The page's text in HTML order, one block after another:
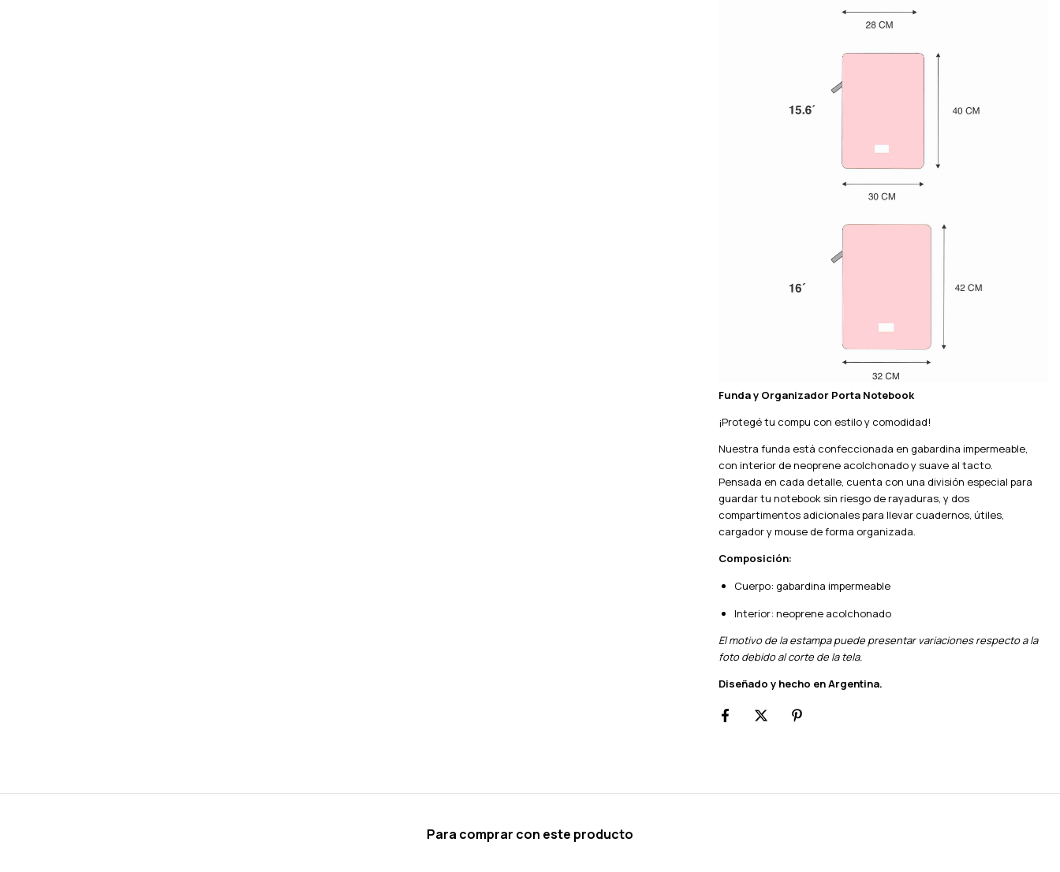
Funda y Organizador Porta Notebook
¡Protegé tu compu con estilo y comodidad!
Nuestra funda está confeccionada en gabardina impermeable,
con interior de neoprene acolchonado y suave al tacto.
Pensada en cada detalle, cuenta con una división especial para
guardar tu notebook sin riesgo de rayaduras, y dos
compartimentos adicionales para llevar cuadernos, útiles,
cargador y mouse de forma organizada.
Composición:
Cuerpo: gabardina impermeable
Interior: neoprene acolchonado
El motivo de la estampa puede presentar variaciones respecto a la
foto debido al corte de la tela.
Diseñado y hecho en Argentina.
Para comprar con este producto